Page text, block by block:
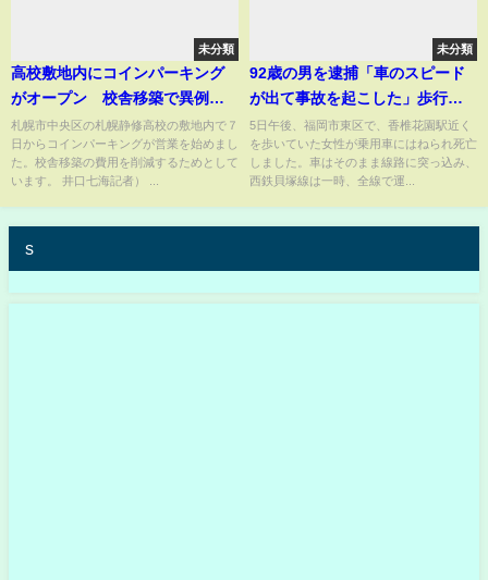
未分類
高校敷地内にコインパーキング
がオープン 校舎移築で異例の
費用捻出策 生徒の安全に不安
の声も 札幌
札幌市中央区の札幌静修高校の敷地内で７
日からコインパーキングが営業を始めまし
た。校舎移築の費用を削減するためとして
います。 井口七海記者） ...
未分類
92歳の男を逮捕「車のスピード
が出て事故を起こした」歩行者
をはねたあとフェンスを突き破
り西鉄貝塚線の線路に突っ込
む はねられた女性は死亡
5日午後、福岡市東区で、香椎花園駅近く
を歩いていた女性が乗用車にはねられ死亡
しました。車はそのまま線路に突っ込み、
西鉄貝塚線は一時、全線で運...
s